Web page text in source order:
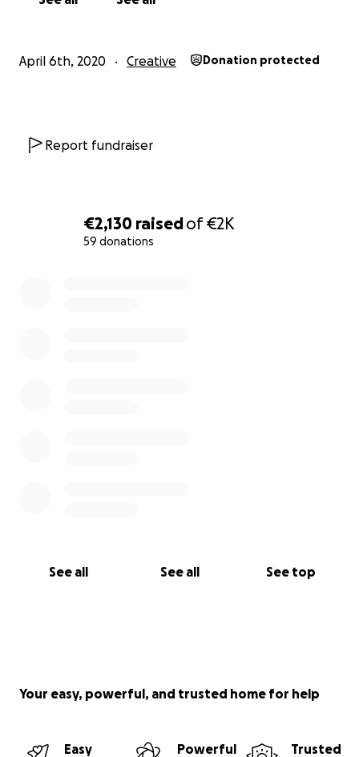
€2,130 raisedof€2K
59 donations
See all See all See top
April 6th, 2020 Creative Donation protected
Report fundraiser
Your easy, powerful, and trusted home for help
Easy
Powerful
Trusted